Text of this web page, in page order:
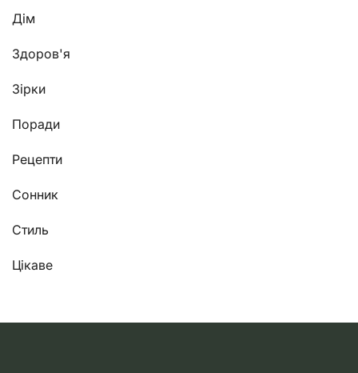
Дім
Здоров'я
Зірки
Поради
Рецепти
Сонник
Стиль
Цікаве